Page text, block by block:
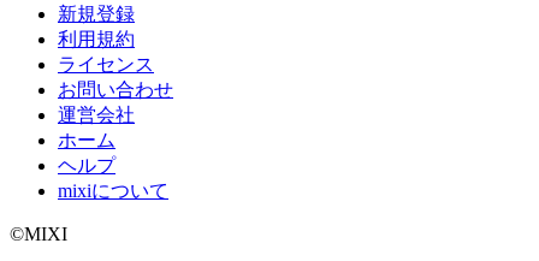
新規登録
利用規約
ライセンス
お問い合わせ
運営会社
ホーム
ヘルプ
mixiについて
©MIXI